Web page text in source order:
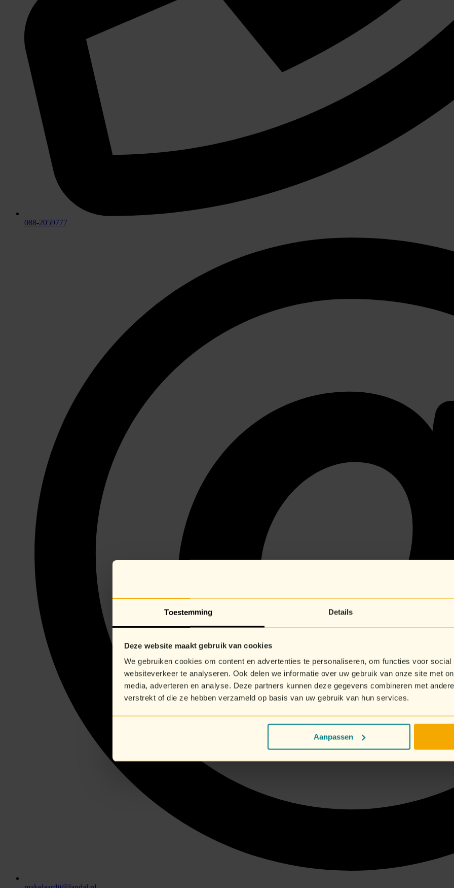
Toestemming Details
Deze website maakt gebruik van cookies
We gebruiken cookies om content en advertenties te personaliseren, om functies voor
websiteverkeer te analyseren. Ook delen we informatie over uw gebruik van onze site met
media, adverteren en analyse. Deze partners kunnen deze gegevens combineren met
verstrekt of die ze hebben verzameld op basis van uw gebruik van hun services.
Aanpassen
088-2059777